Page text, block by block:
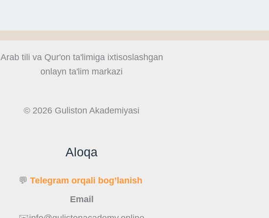
Arab tili va Qur'on ta'limiga ixtisoslashgan
onlayn ta'lim markazi
© 2026 Guliston Akademiyasi
Aloqa
💬 Telegram orqali bog’lanish
Email